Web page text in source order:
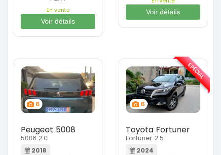
En vente
Voir détails
Voir détails
6
Peugeot 5008
5008 2.0
2018
6
Toyota Fortuner
Fortuner 2.5
2024
SPÉCIAL